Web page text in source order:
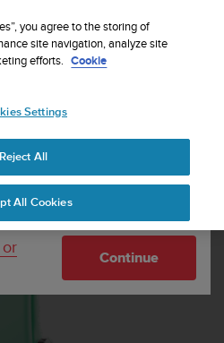
Ocean 스트랩 키트
region:
States
Continue
you agree to the storing of
site navigation, analyze site
efforts. Cookie
Settings
Reject All
All Cookies